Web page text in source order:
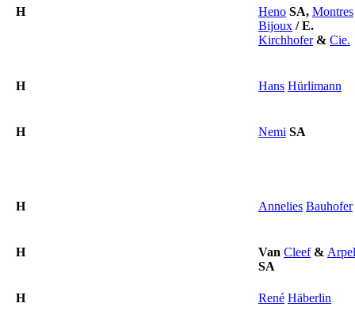
H Heno SA, Montres
Bijoux /E.
Kirchhofer & Cie.
H Hans Hürlimann
H Nemi SA
H Annelies Bauhofer
H Van Cleef &
SA
H René Häberlin